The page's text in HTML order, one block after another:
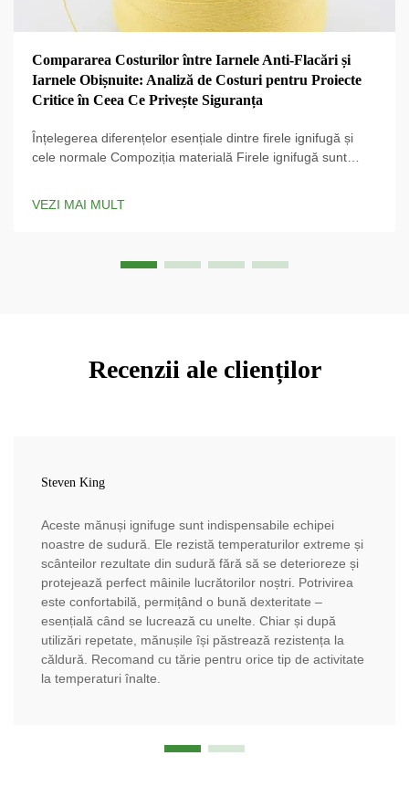
Compararea Costurilor între Iarnele Anti-Flacări și
Iarnele Obișnuite: Analiză de Costuri pentru Proiecte
Critice în Ceea Ce Privește Siguranța
Înțelegerea diferențelor esențiale dintre firele ignifugă și
cele normale Compoziția materială Firele ignifugă sunt
VEZI MAI MULT
Recenzii ale clienților
Steven King
Aceste mănuși ignifuge sunt indispensabile echipei
noastre de sudură. Ele rezistă temperaturilor extreme și
scânteilor rezultate din sudură fără să se deterioreze și
protejează perfect mâinile lucrătorilor noștri. Potrivirea
este confortabilă, permițând o bună dexteritate –
esențială când se lucrează cu unelte. Chiar și după
utilizări repetate, mănușile își păstrează rezistența la
căldură. Recomand cu tărie pentru orice tip de activitate
la temperaturi înalte.